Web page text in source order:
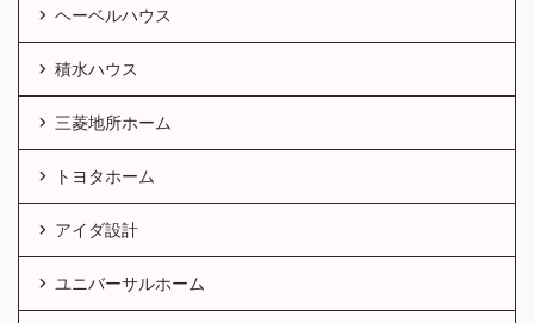
ヘーベルハウス
積水ハウス
三菱地所ホーム
トヨタホーム
アイダ設計
ユニバーサルホーム